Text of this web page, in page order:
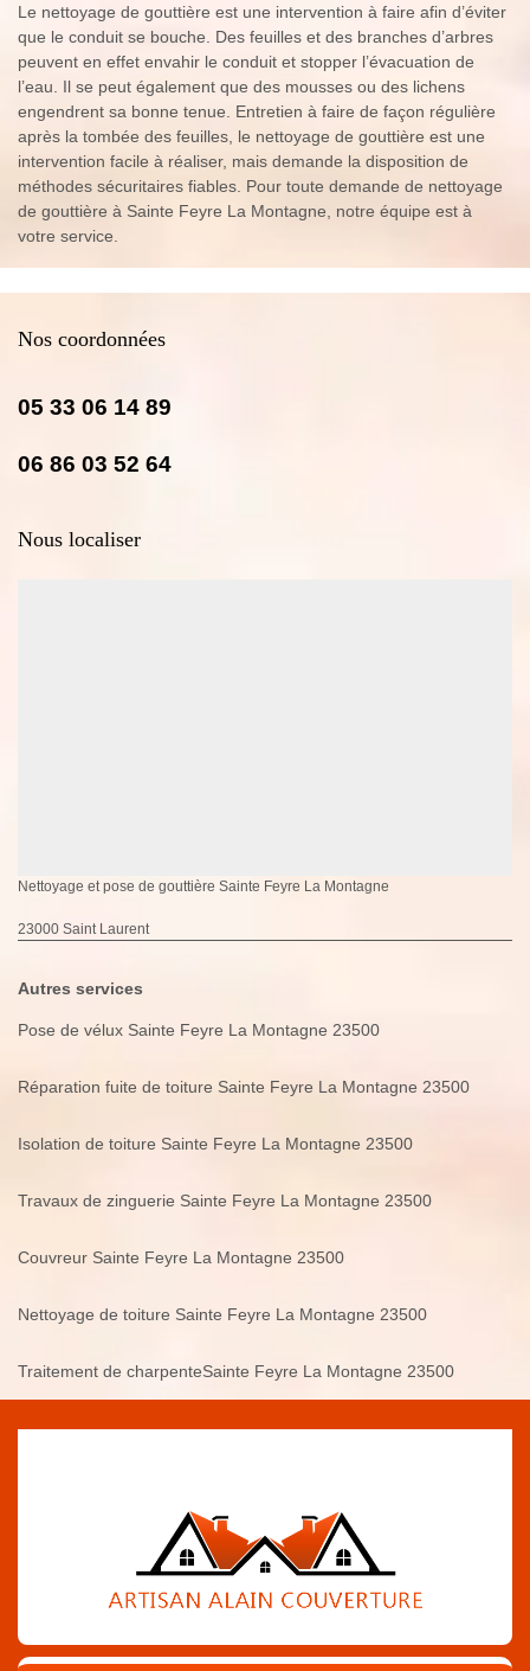
Le nettoyage de gouttière est une intervention à faire afin d’éviter
que le conduit se bouche. Des feuilles et des branches d’arbres
peuvent en effet envahir le conduit et stopper l’évacuation de
l’eau. Il se peut également que des mousses ou des lichens
engendrent sa bonne tenue. Entretien à faire de façon régulière
après la tombée des feuilles, le nettoyage de gouttière est une
intervention facile à réaliser, mais demande la disposition de
méthodes sécuritaires fiables. Pour toute demande de nettoyage
de gouttière à Sainte Feyre La Montagne, notre équipe est à
votre service.
Nos coordonnées
05 33 06 14 89
06 86 03 52 64
Nous localiser
Nettoyage et pose de gouttière Sainte Feyre La Montagne
23000 Saint Laurent
Autres services
Pose de vélux Sainte Feyre La Montagne 23500
Réparation fuite de toiture Sainte Feyre La Montagne 23500
Isolation de toiture Sainte Feyre La Montagne 23500
Travaux de zinguerie Sainte Feyre La Montagne 23500
Couvreur Sainte Feyre La Montagne 23500
Nettoyage de toiture Sainte Feyre La Montagne 23500
Traitement de charpenteSainte Feyre La Montagne 23500